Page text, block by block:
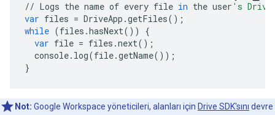
// Logs the name of every file in the user 's
var files = DriveApp .getFiles();
while (files .hasNext())
{
var file = files .next();
console. log(file.getName());
}
Not: Google Workspace yöneticileri, alanları için Drive SDK'sını devre